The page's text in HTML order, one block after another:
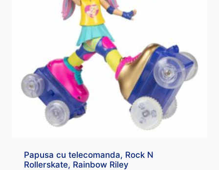
Papusa cu telecomanda, Rock N
Rollerskate, Rainbow Riley